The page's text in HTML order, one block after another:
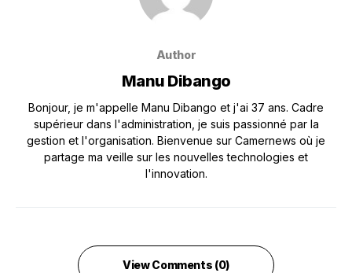
Author
Manu Dibango
Bonjour, je m'appelle Manu Dibango et j'ai 37 ans. Cadre
supérieur dans l'administration, je suis passionné par la
gestion et l'organisation. Bienvenue sur Camernews où je
partage ma veille sur les nouvelles technologies et
l'innovation.
View Comments (0)